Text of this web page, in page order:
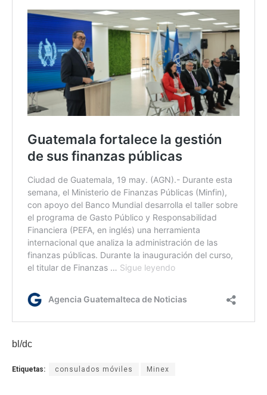
bl/dc
Etiquetas: consulados móviles Minex